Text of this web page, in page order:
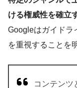
ける権威性を確立
Googleはガイドラ
を重視することを
コンテンツ